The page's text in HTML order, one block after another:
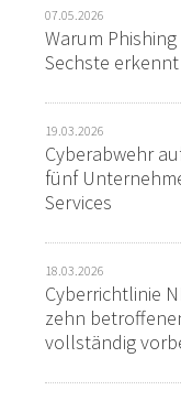
07.05.2026
Warum
Sechste
19.03.2026
Cyberabwehr
fünf
Services
18.03.2026
Cyberrichtlinie
zehn
vollständig